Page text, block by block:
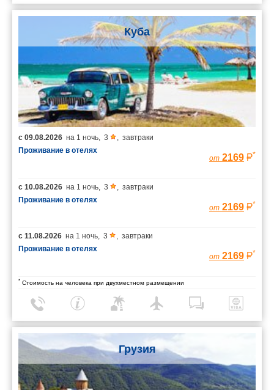
Куба
с 09.08.2026 на 1 ночь 3
завтраки
Проживание в отелях
от 2169 *
с 10.08.2026 на 1 ночь 3
завтраки
Проживание в отелях
от 2169 *
с 11.08.2026 на 1 ночь 3
завтраки
Проживание в отелях
от 2169 *
* Стоимость на человека при двухместном размещении
Грузия